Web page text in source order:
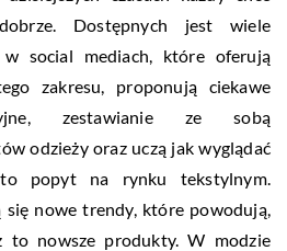
Dostępnych jest wiele
social mediach, które oferują
zakresu, proponują ciekawe
zestawianie ze sobą
odzieży oraz uczą jak wyglądać
to popyt na rynku tekstylnym.
nowe trendy, które powodują,
to nowsze produkty. W modzie